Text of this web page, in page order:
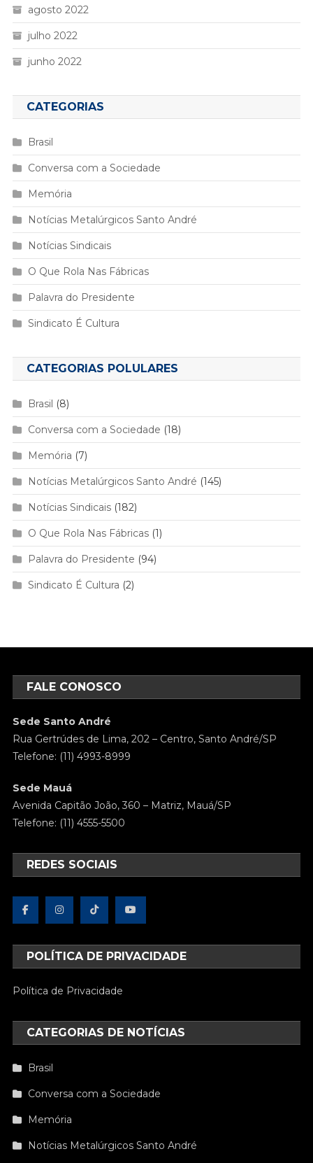
agosto 2022
julho 2022
junho 2022
CATEGORIAS
Brasil
Conversa com a Sociedade
Memória
Notícias Metalúrgicos Santo André
Notícias Sindicais
O Que Rola Nas Fábricas
Palavra do Presidente
Sindicato É Cultura
CATEGORIAS POLULARES
Brasil (8)
Conversa com a Sociedade (18)
Memória (7)
Notícias Metalúrgicos Santo André (145)
Notícias Sindicais(182)
O Que Rola Nas Fábricas(1)
Palavra do Presidente (94)
Sindicato É Cultura (2)
FALE CONOSCO
Sede Santo André
Rua Gertrúdes de Lima, 202 – Centro, Santo André/SP
Telefone: (11) 4993-8999
Sede Mauá
Avenida Capitão João, 360 – Matriz, Mauá/SP
Telefone: (11) 4555-5500
REDES SOCIAIS
POLÍTICA DE PRIVACIDADE
Política de Privacidade
CATEGORIAS DE NOTÍCIAS
Brasil
Conversa com a Sociedade
Memória
Notícias Metalúrgicos Santo André